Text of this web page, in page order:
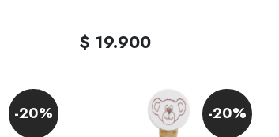
$ 19.900
-20% -20%